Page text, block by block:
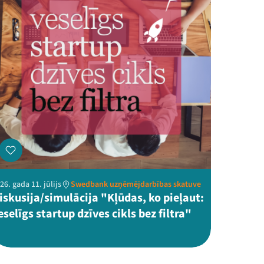
gada 11. jūlijs Swedbank uzņēmējdarbības skatuve
simulācija "Kļūdas, ko pieļaut:
startup dzīves cikls bez filtra"